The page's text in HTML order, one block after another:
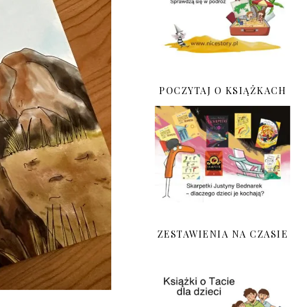
POCZYTAJ O KSIĄŻKACH
ZESTAWIENIA NA CZASIE